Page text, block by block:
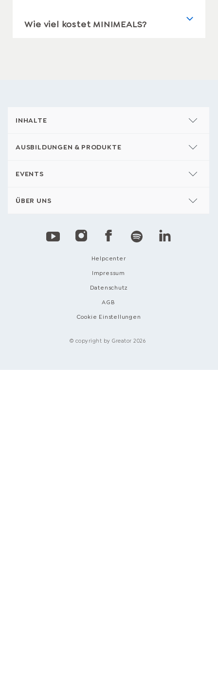
Wie viel kostet MINIMEALS?
INHALTE
AUSBILDUNGEN & PRODUKTE
EVENTS
ÜBER UNS
Helpcenter
Impressum
Datenschutz
AGB
Cookie Einstellungen
© copyright by Greator 2026